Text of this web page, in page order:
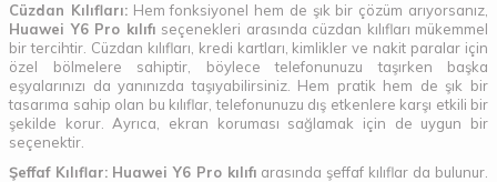
Cüzdan Kılıfları:Hem fonksiyonel hem de şık bir çözüm arıyorsanız,
Huawei Y6 Pro kılıfı seçenekleri arasında cüzdan kılıfları mükemmel
bir tercihtir. Cüzdan kılıfları, kredi kartları, kimlikler ve nakit paralar için
özel bölmelere sahiptir, böylece telefonunuzu taşırken başka
eşyalarınızı da yanınızda taşıyabilirsiniz. Hem pratik hem de şık bir
tasarıma sahip olan bu kılıflar, telefonunuzu dış etkenlere karşı etkili bir
şekilde korur. Ayrıca, ekran koruması sağlamak için de uygun bir
seçenektir.
Şeffaf Kılıflar: Huawei Y6 Pro kılıfı arasında şeffaf kılıflar da bulunur.